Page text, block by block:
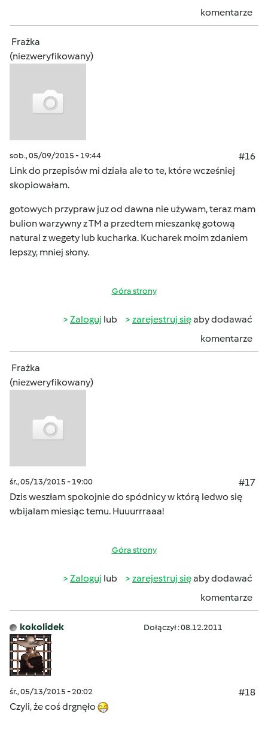
komentarze
Frażka
(niezweryfikowany)
sob., 05/09/2015 - 19:44
#16
Link do przepisów mi działa ale to te, które wcześniej
skopiowałam.
gotowych przypraw juz od dawna nie używam, teraz mam
bulion warzywny z TM a przedtem mieszankę gotową
natural z wegety lub kucharka. Kucharek moim zdaniem
lepszy, mniej słony.
Góra strony
Zaloguj lub zarejestruj sięaby dodawać
komentarze
Frażka
(niezweryfikowany)
śr., 05/13/2015 - 19:00
#17
Dzis weszłam spokojnie do spódnicy w którą ledwo się
wbijalam miesiąc temu. Huuurrraaa!
Góra strony
Zaloguj lub zarejestruj sięaby dodawać
komentarze
kokolidek Dołączył : 08.12.2011
śr., 05/13/2015 - 20:02
#18
Czyli, że coś drgnęło